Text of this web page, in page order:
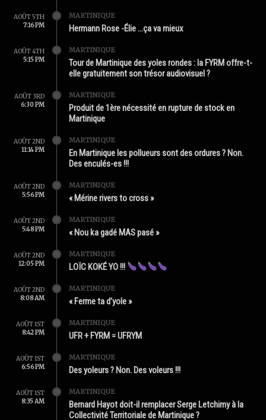
AOÛT 5TH
7:16 PM
MARTINIQUE
Hermann Rose -Élie …ça va mieux
AOÛT 4TH
5:15 PM
MARTINIQUE
Tour de Martinique des yoles rondes : la FYRM offre-t-
elle gratuitement son trésor audiovisuel ?
AOÛT 3RD
6:30 PM
MARTINIQUE
Produit de 1ère nécessité en rupture de stock en
Martinique
AOÛT 2ND
11:14 PM
MARTINIQUE
En Martinique les pollueurs sont des ordures ? Non.
Des enculés-es !!!
AOÛT 2ND
5:56 PM
MARTINIQUE
« Mérine rivers to cross »
AOÛT 2ND
5:48 PM
MARTINIQUE
« Nou ka gadé MAS pasé »
AOÛT 2ND
12:05 PM
MARTINIQUE
LOÏC KOKÉ YO !!!
AOÛT 2ND
8:08 AM
MARTINIQUE
« Ferme ta d’yole »
AOÛT 1ST
8:42 PM
MARTINIQUE
UFR + FYRM = UFRYM
AOÛT 1ST
6:56 PM
MARTINIQUE
Des yoleurs ? Non. Des voleurs !!!
AOÛT 1ST
8:35 AM
MARTINIQUE
Bernard Hayot doit-il remplacer Serge Letchimy à la
Collectivité Territoriale de Martinique ?